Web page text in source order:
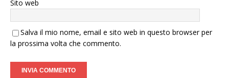
Sito web
Salva il mio nome, email e sito web in questo browser per
la prossima volta che commento.